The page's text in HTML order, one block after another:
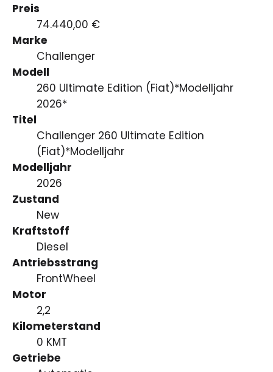
Preis
74.440,00 €
Marke
Challenger
Modell
260 Ultimate Edition (Fiat)*Modelljahr
2026*
Titel
Challenger 260 Ultimate Edition
(Fiat)*Modelljahr
Modelljahr
2026
Zustand
New
Kraftstoff
Diesel
Antriebsstrang
FrontWheel
Motor
2,2
Kilometerstand
0 KMT
Getriebe